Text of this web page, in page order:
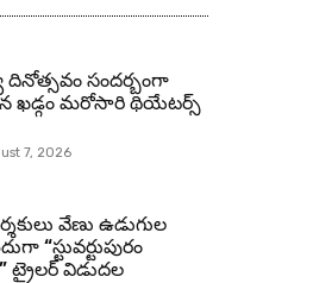
దినోత్సవం సందర్బంగా
ఖడ్గం మరోసారి థియేటర్స్
7, 2026
వేణు ఉడుగుల
“స్టువర్టుపురం
ట్రైలర్ విడుదల